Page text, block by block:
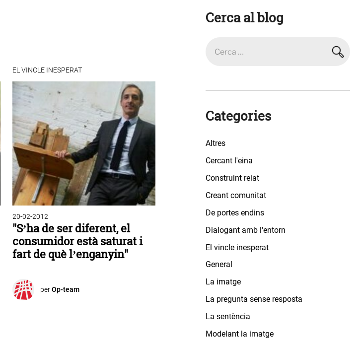
EL VINCLE INESPERAT
20-02-2012
"S’ha de ser diferent, el
consumidor està saturat i
fart de què l’enganyin"
perOp-team
Cerca al blog
Categories
Altres
Cercant l'eina
Construint relat
Creant comunitat
De portes endins
Dialogant amb l'entorn
El vincle inesperat
General
La imatge
La pregunta sense resposta
La sentència
Modelant la imatge